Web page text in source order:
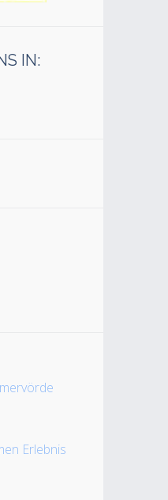
IN:
Erlebnis